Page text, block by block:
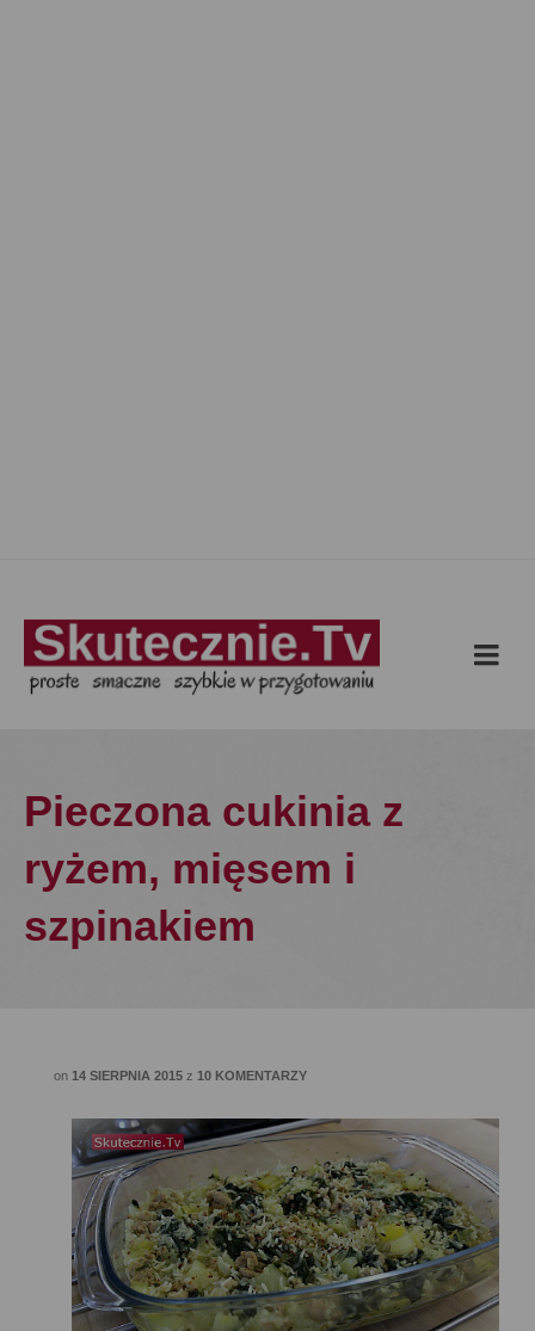
Pieczona cukinia z
ryżem, mięsem i
szpinakiem
on 14 SIERPNIA 2015 z 10 KOMENTARZY